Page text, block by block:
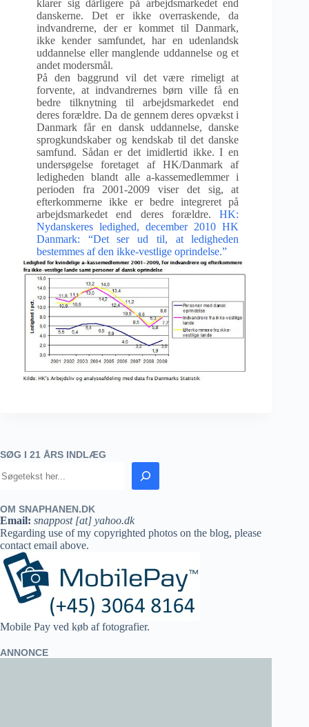
klarer sig dårligere på arbejdsmarkedet end
danskerne. Det er ikke overraskende, da
indvandrerne, der er kommet til Danmark,
ikke kender samfundet, har en udenlandsk
uddannelse eller manglende uddannelse og et
andet modersmål.
På den baggrund vil det være rimeligt at
forvente, at indvandrernes børn ville få en
bedre tilknytning til arbejdsmarkedet end
deres forældre. Da de gennem deres opvækst i
Danmark får en dansk uddannelse, danske
sprogkundskaber og kendskab til det danske
samfund. Sådan er det imidlertid ikke. I en
undersøgelse foretaget af HK/Danmark af
ledigheden blandt alle a-kassemedlemmer i
perioden fra 2001-2009 viser det sig, at
efterkommerne ikke er bedre integreret på
arbejdsmarkedet end deres forældre.HK:
Nydanskeres ledighed, december 2010 HK
Danmark: “Det ser ud til, at ledigheden
bestemmes af den ikke-vestlige oprindelse.”
SØG I 21 ÅRS INDLÆG
OM SNAPHANEN.DK
Email: snappost [at] yahoo.dk
Regarding use of my copyrighted photos on the blog, please
contact email above.
Mobile Pay ved køb af fotografier.
ANNONCE